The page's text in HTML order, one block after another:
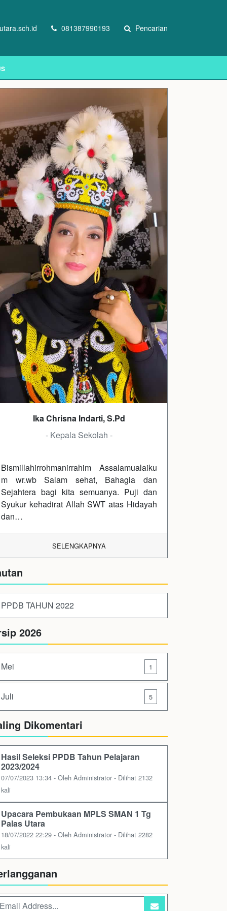
081387990193 Pencarian
Ika Chrisna Indarti, S.Pd
- Kepala Sekolah -
Bismillahirrohmanirrahim Assalamualaiku
m wr.wb Salam sehat, Bahagia dan
Sejahtera bagi kita semuanya. Puji dan
Syukur kehadirat Allah SWT atas Hidayah
dan…
SELENGKAPNYA
PPDB TAHUN 2022
2026
Mei 1
Juli 5
Dikomentari
Hasil Seleksi PPDB Tahun Pelajaran
2023/2024
07/07/2023 13:34 - Oleh Administrator - Dilihat 2132
kali
Upacara Pembukaan MPLS SMAN 1 Tg
Palas Utara
18/07/2022 22:29 - Oleh Administrator - Dilihat 2282
kali